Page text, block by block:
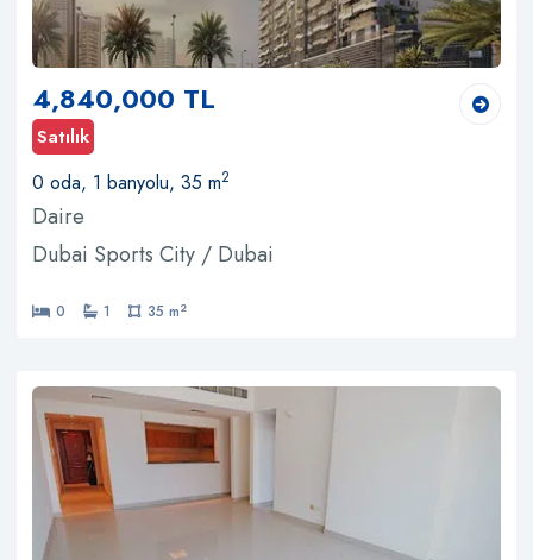
4,840,000 TL
Satılık
0 oda, 1 banyolu, 35 m2
Daire
Dubai Sports City / Dubai
0 1 35 m2